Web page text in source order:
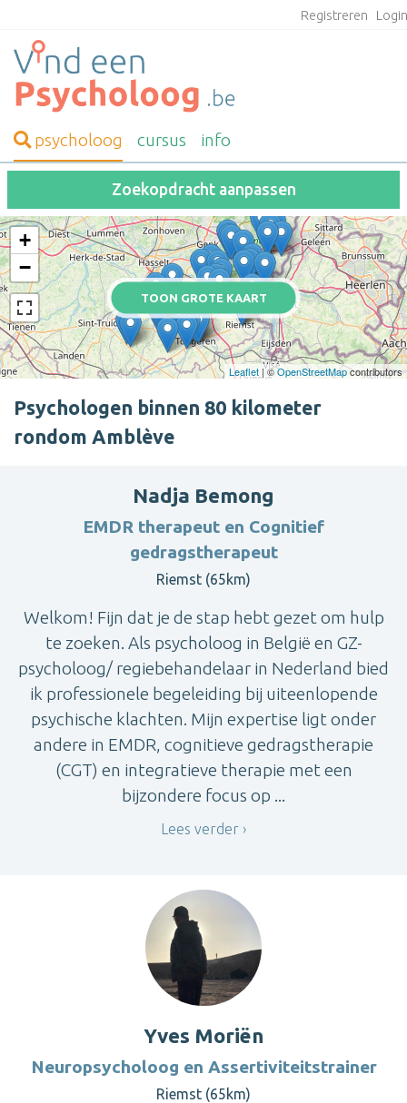
Registreren
psycholoog cursus info
Zoekopdracht aanpassen
TOON GROTE KAART
+
−
Leaflet | ©OpenStreetMapcontributors
Psychologen binnen 80 kilometer
rondom Amblève
Nadja Bemong
EMDR therapeut en Cognitief
gedragstherapeut
Riemst (65km)
Welkom! Fijn dat je de stap hebt gezet om hulp
te zoeken. Als psycholoog in België en GZ-
psycholoog/ regiebehandelaar in Nederland bied
ik professionele begeleiding bij uiteenlopende
psychische klachten. Mijn expertise ligt onder
andere in EMDR, cognitieve gedragstherapie
(CGT) en integratieve therapie met een
bijzondere focus op ...
Lees verder
Yves Moriën
Neuropsycholoog en Assertiviteitstrainer
Riemst (65km)